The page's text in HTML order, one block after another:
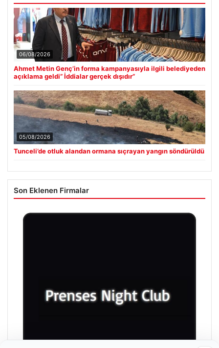
06/08/2026
Ahmet Metin Genç’in forma kampanyasıyla ilgili belediyeden
açıklama geldi” İddialar gerçek dışıdır”
05/08/2026
Tunceli’de otluk alandan ormana sıçrayan yangın söndürüldü
Son Eklenen Firmalar